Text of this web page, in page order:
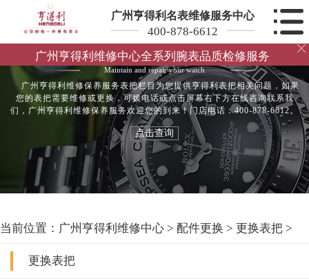
广州亨得利名表维修服务中心
400-878-6612
广州亨得利维修中心全系列腕表品质检修服务

亨得利表把服务
Maintain and repair your watch
广州亨得利维修保养服务表把栏目为您提供亨得利表把相关问题，如果
您的表把需要维修或更换，可拨电话或点击屏幕右下方在线咨询联系我
们，广州亨得利维修保养服务欢迎您的到来！门店电话：400-878-6612。
点击查询
当前位置： 广州亨得利维修中心 > 配件更换 > 更换表把 >
更换表把